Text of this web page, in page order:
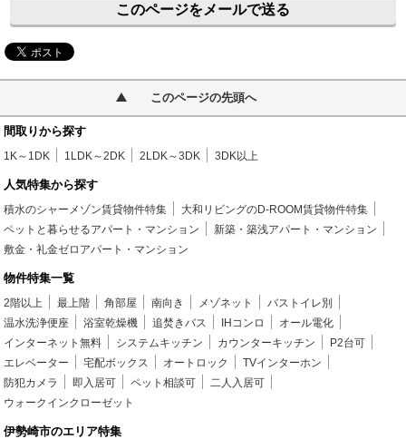
このページをメールで送る
このページの先頭へ
間取りから探す
1K～1DK 1LDK～2DK 2LDK～3DK 3DK以上
人気特集から探す
積水のシャーメゾン賃貸物件特集
大和リビングのD-ROOM賃貸物件特集
ペットと暮らせるアパート・マンション
新築・築浅アパート・マンション
敷金・礼金ゼロアパート・マンション
物件特集一覧
2階以上 最上階 角部屋 南向き メゾネット
バストイレ別
温水洗浄便座
浴室乾燥機 追焚きバス IHコンロ
オール電化
インターネット無料
システムキッチン カウンターキッチン
P2台可
エレベーター
宅配ボックス オートロック
TVインターホン
防犯カメラ
即入居可 ペット相談可
二人入居可
ウォークインクローゼット
伊勢崎市のエリア特集